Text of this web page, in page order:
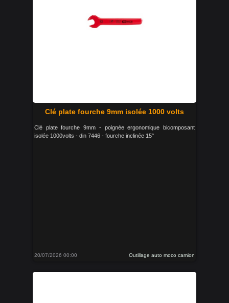
Clé plate fourche 9mm isolée 1000 volts
Clé plate fourche 9mm - poignée ergonomique bicomposant
isolée 1000volts - din 7446 - fourche inclinée 15°
20/07/2026 00:00 Outillage auto moco camion